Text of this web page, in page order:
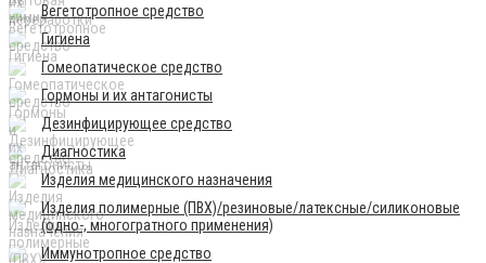
Вегетотропное средство
Гигиена
Гомеопатическое средство
Гормоны и их антагонисты
Дезинфицирующее средство
Диагностика
Изделия медицинского назначения
Изделия полимерные (ПВХ)/резиновые/латексные/силиконовые
(одно-, многогратного применения)
Иммунотропное средство